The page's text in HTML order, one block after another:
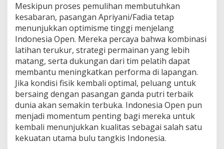
Meskipun proses pemulihan membutuhkan
kesabaran, pasangan Apriyani/Fadia tetap
menunjukkan optimisme tinggi menjelang
Indonesia Open. Mereka percaya bahwa kombinasi
latihan terukur, strategi permainan yang lebih
matang, serta dukungan dari tim pelatih dapat
membantu meningkatkan performa di lapangan.
Jika kondisi fisik kembali optimal, peluang untuk
bersaing dengan pasangan ganda putri terbaik
dunia akan semakin terbuka. Indonesia Open pun
menjadi momentum penting bagi mereka untuk
kembali menunjukkan kualitas sebagai salah satu
kekuatan utama bulu tangkis Indonesia.